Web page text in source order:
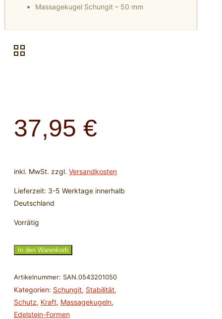
Massagekugel Schungit – 50 mm
37,95 €
inkl. MwSt. zzgl. Versandkosten
Lieferzeit: 3-5 Werktage innerhalb
Deutschland
Vorrätig
Massagekugel
-
50
mm
Menge
In den Warenkorb
Artikelnummer: SAN.0543201050
Kategorien: Schungit, Stabilität,
Schutz, Kraft, Massagekugeln,
Edelstein-Formen